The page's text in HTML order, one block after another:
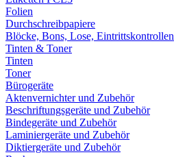
Folien
Durchschreibpapiere
Blöcke, Bons, Lose, Eintrittskontrollen
Tinten & Toner
Tinten
Toner
Bürogeräte
Aktenvernichter und Zubehör
Beschriftungsgeräte und Zubehör
Bindegeräte und Zubehör
Laminiergeräte und Zubehör
Diktiergeräte und Zubehör